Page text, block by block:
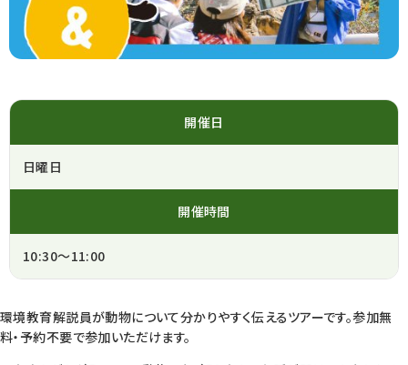
開催日
日曜日
開催時間
10:30～11:00
環境教育解説員が動物について分かりやすく伝えるツアーです。参加無
料・予約不要で参加いただけます。